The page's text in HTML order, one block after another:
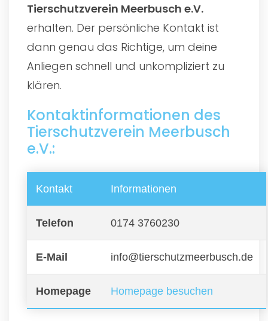
Tierschutzverein Meerbusch e.V.
erhalten. Der persönliche Kontakt ist
dann genau das Richtige, um deine
Anliegen schnell und unkompliziert zu
klären.
Kontaktinformationen des
Tierschutzverein Meerbusch
e.V.:
Kontakt Informationen
Telefon 0174 3760230
E-Mail info@tierschutzmeerbusch.de
Homepage Homepage besuchen